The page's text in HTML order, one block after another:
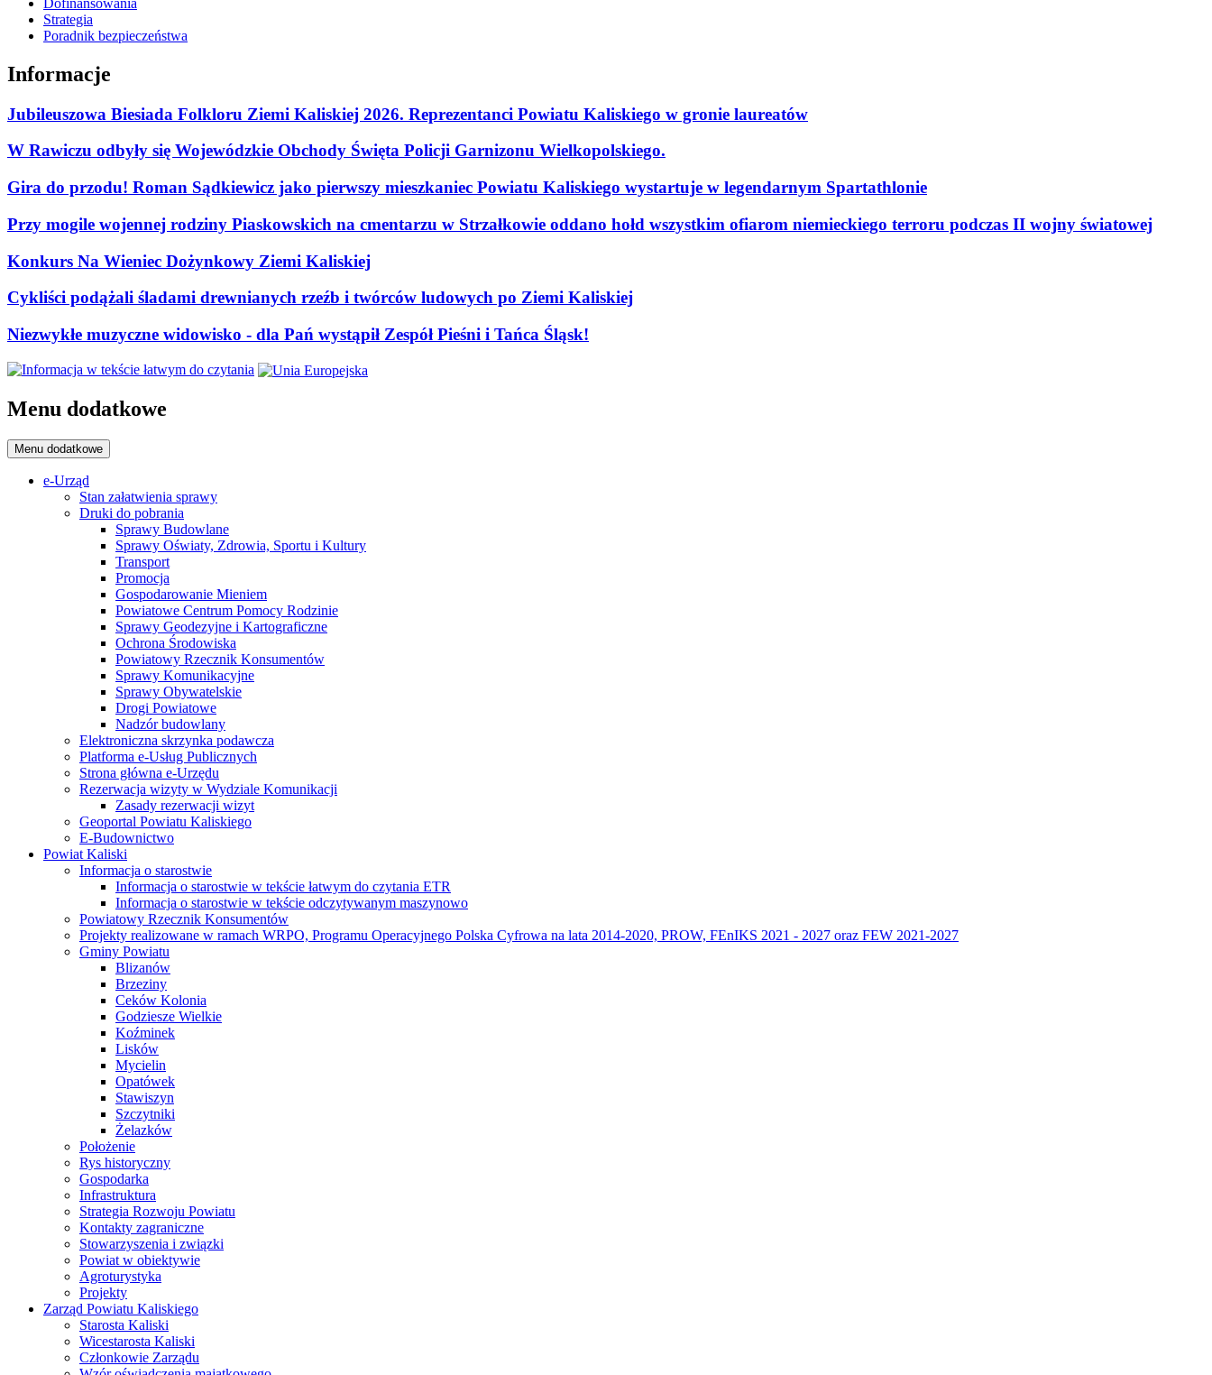
Dofinansowania
Strategia
Poradnik bezpieczeństwa
Informacje
Jubileuszowa Biesiada Folkloru Ziemi Kaliskiej 2026. Reprezentanci Powiatu Kaliskiego w gronie laureatów
W Rawiczu odbyły się Wojewódzkie Obchody Święta Policji Garnizonu Wielkopolskiego.
Gira do przodu! Roman Sądkiewicz jako pierwszy mieszkaniec Powiatu Kaliskiego wystartuje w legendarnym Spartathlonie
Przy mogile wojennej rodziny Piaskowskich na cmentarzu w Strzałkowie oddano hołd wszystkim ofiarom niemieckiego terroru podczas II wojny światowej
Konkurs Na Wieniec Dożynkowy Ziemi Kaliskiej
Cykliści podążali śladami drewnianych rzeźb i twórców ludowych po Ziemi Kaliskiej
Niezwykłe muzyczne widowisko - dla Pań wystąpił Zespół Pieśni i Tańca Śląsk!
Menu dodatkowe
Menu dodatkowe
e-Urząd
Stan załatwienia sprawy
Druki do pobrania
Sprawy Budowlane
Sprawy Oświaty, Zdrowia, Sportu i Kultury
Transport
Promocja
Gospodarowanie Mieniem
Powiatowe Centrum Pomocy Rodzinie
Sprawy Geodezyjne i Kartograficzne
Ochrona Środowiska
Powiatowy Rzecznik Konsumentów
Sprawy Komunikacyjne
Sprawy Obywatelskie
Drogi Powiatowe
Nadzór budowlany
Elektroniczna skrzynka podawcza
Platforma e-Usług Publicznych
Strona główna e-Urzędu
Rezerwacja wizyty w Wydziale Komunikacji
Zasady rezerwacji wizyt
Geoportal Powiatu Kaliskiego
E-Budownictwo
Powiat Kaliski
Informacja o starostwie
Informacja o starostwie w tekście łatwym do czytania ETR
Informacja o starostwie w tekście odczytywanym maszynowo
Powiatowy Rzecznik Konsumentów
Projekty realizowane w ramach WRPO, Programu Operacyjnego Polska Cyfrowa na lata 2014-2020, PROW, FEnIKS 2021 - 2027 oraz FEW 2021-2027
Gminy Powiatu
Blizanów
Brzeziny
Ceków Kolonia
Godziesze Wielkie
Koźminek
Lisków
Mycielin
Opatówek
Stawiszyn
Szczytniki
Żelazków
Położenie
Rys historyczny
Gospodarka
Infrastruktura
Strategia Rozwoju Powiatu
Kontakty zagraniczne
Stowarzyszenia i związki
Powiat w obiektywie
Agroturystyka
Projekty
Zarząd Powiatu Kaliskiego
Starosta Kaliski
Wicestarosta Kaliski
Członkowie Zarządu